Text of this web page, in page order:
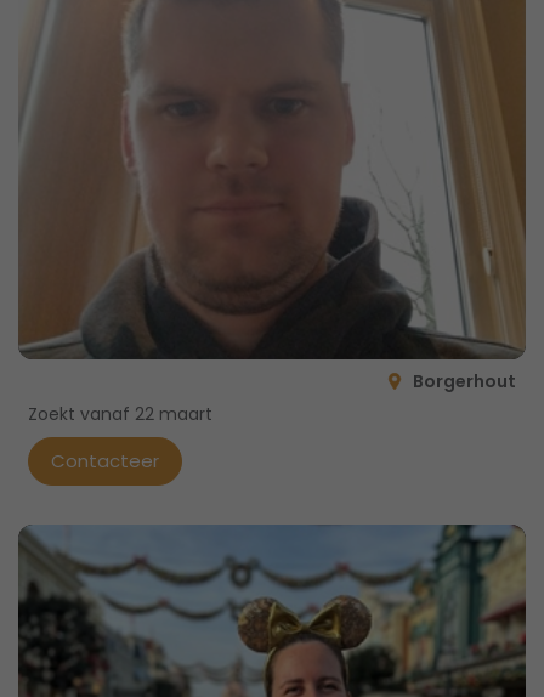
Borgerhout
Zoekt vanaf 22 maart
Contacteer